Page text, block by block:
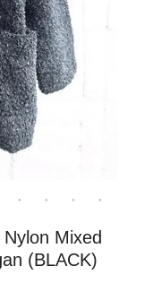
Nylon Mixed
(BLACK)